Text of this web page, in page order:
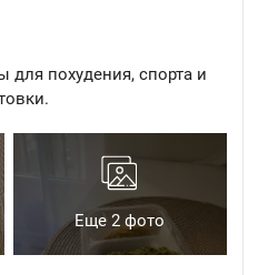
для похудения, спорта и
Еще 2 фото